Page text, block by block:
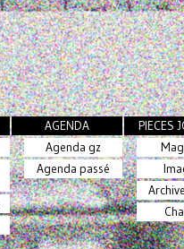
AGENDA
Agenda gz
Agenda passé
PIECES